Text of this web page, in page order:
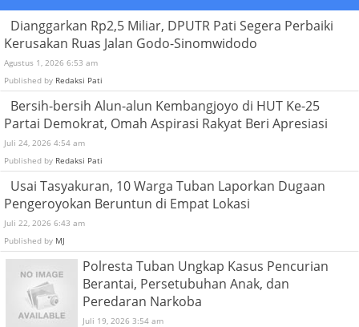
Dianggarkan Rp2,5 Miliar, DPUTR Pati Segera Perbaiki
Kerusakan Ruas Jalan Godo-Sinomwidodo
Agustus 1, 2026 6:53 am
Published by Redaksi Pati
Bersih-bersih Alun-alun Kembangjoyo di HUT Ke-25
Partai Demokrat, Omah Aspirasi Rakyat Beri Apresiasi
Juli 24, 2026 4:54 am
Published by Redaksi Pati
Usai Tasyakuran, 10 Warga Tuban Laporkan Dugaan
Pengeroyokan Beruntun di Empat Lokasi
Juli 22, 2026 6:43 am
Published by MJ
Polresta Tuban Ungkap Kasus Pencurian
Berantai, Persetubuhan Anak, dan
Peredaran Narkoba
Juli 19, 2026 3:54 am